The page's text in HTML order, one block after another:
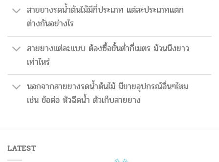
สายยางรดน้ำต้นไม้มีกี่ประเภท แต่ละประเภทแตก
ต่างกันอย่างไร
สายยางแต่ละแบบ ต้องซื้อขั้นต่ำกี่เมตร ม้วนนึงยาว
เท่าไหร่
นอกจากสายยางรดน้ำต้นไม้ มีขายอุปกรณ์อื่นๆไหม
เช่น ข้อต่อ หัวฉีดน้ำ ตัวเก็บสายยาง
LATEST